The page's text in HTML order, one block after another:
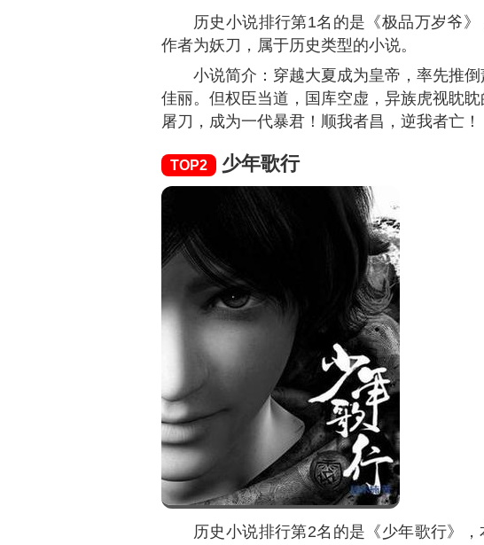
历史小说排行第1名的是《极品万岁爷
作者为妖刀，属于历史类型的小说。
小说简介：穿越大夏成为皇帝，率先推
佳丽。但权臣当道，国库空虚，异族虎视眈
屠刀，成为一代暴君！顺我者昌，逆我者亡！
TOP2 少年歌行
历史小说排行第2名的是《少年歌行》